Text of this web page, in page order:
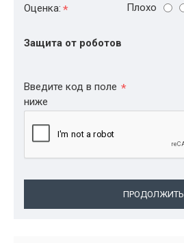
Оценка:
Плохо
Защита от роботов
Введите код в поле
ниже
ПРОДОЛЖИТЬ